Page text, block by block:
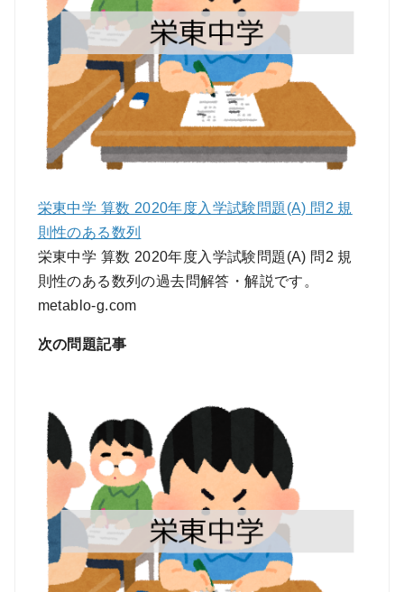
栄東中学 算数 2020年度入学試験問題(A) 問2 規
則性のある数列
栄東中学 算数 2020年度入学試験問題(A) 問2 規
則性のある数列の過去問解答・解説です。
metablo-g.com
次の問題記事